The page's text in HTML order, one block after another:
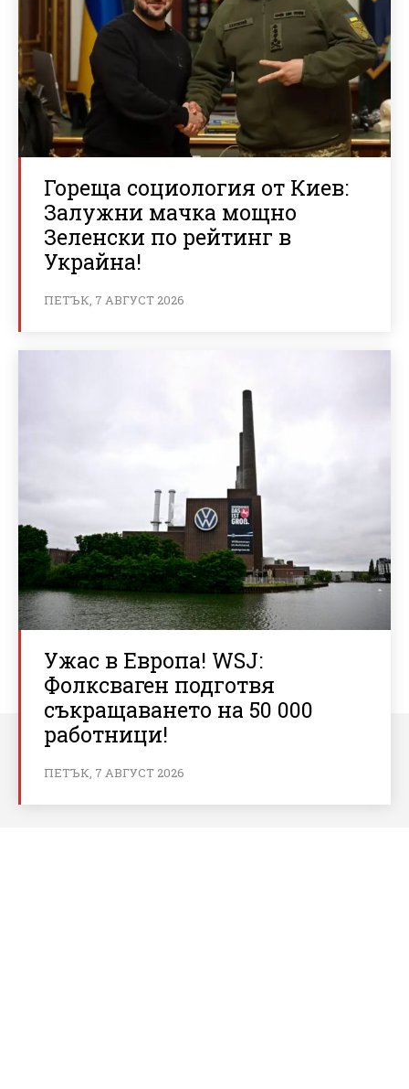
Гореща социология от Киев:
Залужни мачка мощно
Зеленски по рейтинг в
Украйна!
ПЕТЪК, 7 АВГУСТ 2026
Ужас в Европа! WSJ:
Фолксваген подготвя
съкращаването на 50 000
работници!
ПЕТЪК, 7 АВГУСТ 2026